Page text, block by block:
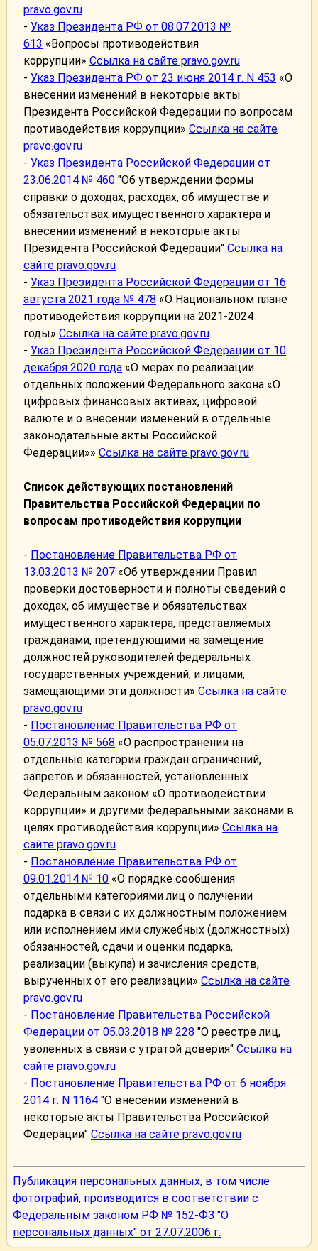
pravo.gov.ru
- Указ Президента РФ от 08.07.2013 №
613 «Вопросы противодействия
коррупции» Ссылка на сайте pravo.gov.ru
- Указ Президента РФ от 23 июня 2014 г. N 453 «О
внесении изменений в некоторые акты
Президента Российской Федерации по вопросам
противодействия коррупции» Ссылка на сайте
pravo.gov.ru
- Указ Президента Российской Федерации от
23.06.2014 № 460 "Об утверждении формы
справки о доходах, расходах, об имуществе и
обязательствах имущественного характера и
внесении изменений в некоторые акты
Президента Российской Федерации" Ссылка на
сайте pravo.gov.ru
- Указ Президента Российской Федерации от 16
августа 2021 года № 478 «О Национальном плане
противодействия коррупции на 2021-2024
годы» Ссылка на сайте pravo.gov.ru
- Указ Президента Российской Федерации от 10
декабря 2020 года «О мерах по реализации
отдельных положений Федерального закона «О
цифровых финансовых активах, цифровой
валюте и о внесении изменений в отдельные
законодательные акты Российской
Федерации»» Ссылка на сайте pravo.gov.ru
Список действующих постановлений
Правительства Российской Федерации по
вопросам противодействия коррупции
- Постановление Правительства РФ от
13.03.2013 № 207 «Об утверждении Правил
проверки достоверности и полноты сведений о
доходах, об имуществе и обязательствах
имущественного характера, представляемых
гражданами, претендующими на замещение
должностей руководителей федеральных
государственных учреждений, и лицами,
замещающими эти должности» Ссылка на сайте
pravo.gov.ru
- Постановление Правительства РФ от
05.07.2013 № 568 «О распространении на
отдельные категории граждан ограничений,
запретов и обязанностей, установленных
Федеральным законом «О противодействии
коррупции» и другими федеральными законами в
целях противодействия коррупции» Ссылка на
сайте pravo.gov.ru
- Постановление Правительства РФ от
09.01.2014 № 10 «О порядке сообщения
отдельными категориями лиц о получении
подарка в связи с их должностным положением
или исполнением ими служебных (должностных)
обязанностей, сдачи и оценки подарка,
реализации (выкупа) и зачисления средств,
вырученных от его реализации» Ссылка на сайте
pravo.gov.ru
- Постановление Правительства Российской
Федерации от 05.03.2018 № 228 "О реестре лиц,
уволенных в связи с утратой доверия" Ссылка на
сайте pravo.gov.ru
- Постановление Правительства РФ от 6 ноября
2014 г. N 1164 "О внесении изменений в
некоторые акты Правительства Российской
Федерации" Ссылка на сайте pravo.gov.ru
Публикация персональных данных, в том числе
фотографий, производится в соответствии с
Федеральным законом РФ № 152-ФЗ "О
персональных данных" от 27.07.2006 г.